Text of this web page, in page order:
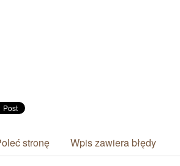
stronę Wpis zawiera błędy